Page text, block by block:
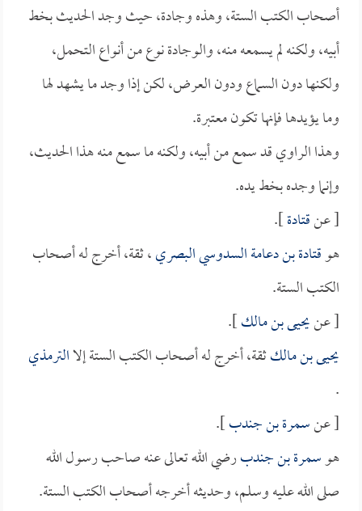
أصحاب الكتب الستة، وهذه وجادة، حيث وجد الحديث بخط
أبيه، ولكنه لم يسمعه منه، والوجادة نوع من أنواع التحمل،
ولكنها دون السماع ودون العرض، لكن إذا وجد ما يشهد لها
وما يؤيدها فإنها تكون معتبرة.
وهذا الراوي قد سمع من أبيه، ولكنه ما سمع منه هذا الحديث،
وإنما وجده بخط يده.
[ عنقتادة].
هوقتادة بن دعامة السدوسي البصري، ثقة، أخرج له أصحاب
الكتب الستة.
[ عنيحيى بن مالك].
يحيى بن مالكثقة، أخرج له أصحاب الكتب الستة إلاالترمذي
.
[ عنسمرة بن جندب].
هوسمرة بن جندبرضي الله تعالى عنه صاحب رسول الله
صلى الله عليه وسلم، وحديثه أخرجه أصحاب الكتب الستة.